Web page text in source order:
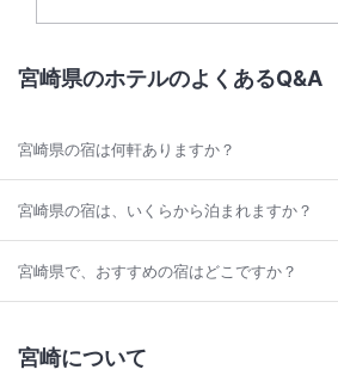
宮崎県のホテルのよくあるQ&A
宮崎県の宿は何軒ありますか？
宮崎県の宿は、いくらから泊まれますか？
宮崎県で、おすすめの宿はどこですか？
宮崎について